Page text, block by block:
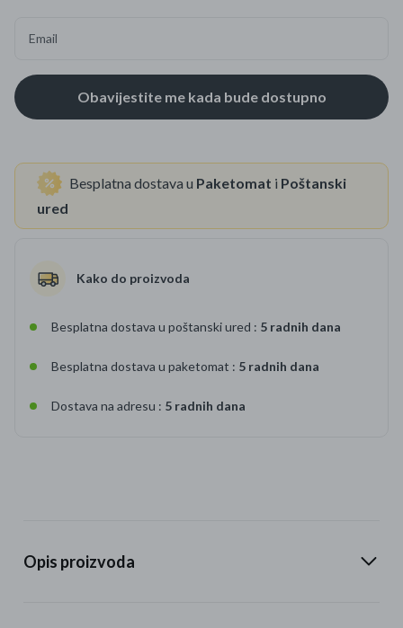
Email
Besplatna dostava u Paketomat i Poštanski
ured
Kako do proizvoda
Besplatna dostava u poštanski ured : 5 radnih dana
Besplatna dostava u paketomat : 5 radnih dana
Dostava na adresu : 5 radnih dana
Opis proizvoda